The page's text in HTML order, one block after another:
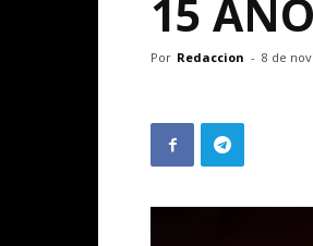
15
Por Redaccion - 8 de